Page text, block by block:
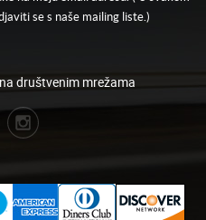
se s naše mailing liste.)
društvenim mrežama